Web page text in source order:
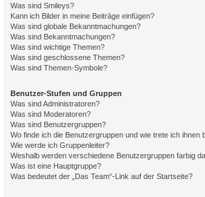
Was sind Smileys?
Kann ich Bilder in meine Beiträge einfügen?
Was sind globale Bekanntmachungen?
Was sind Bekanntmachungen?
Was sind wichtige Themen?
Was sind geschlossene Themen?
Was sind Themen-Symbole?
Benutzer-Stufen und Gruppen
Was sind Administratoren?
Was sind Moderatoren?
Was sind Benutzergruppen?
Wo finde ich die Benutzergruppen und wie trete ich ihnen
Wie werde ich Gruppenleiter?
Weshalb werden verschiedene Benutzergruppen farbig
Was ist eine Hauptgruppe?
Was bedeutet der „Das Team“-Link auf der Startseite?